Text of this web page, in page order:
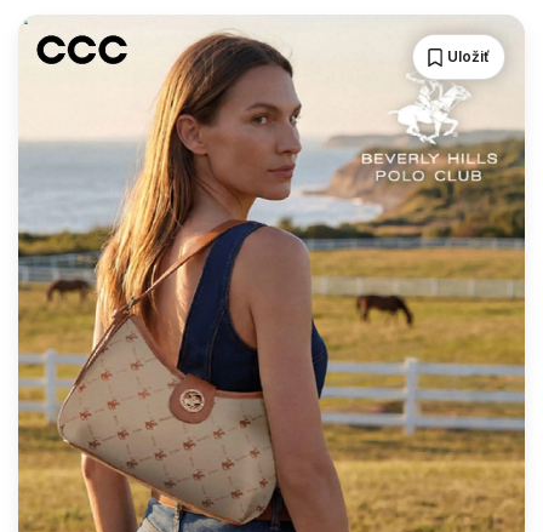
Uložiť